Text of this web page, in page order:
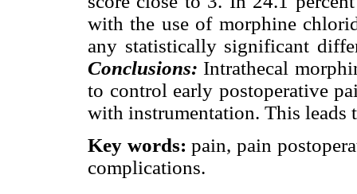
with the use of morphine
any statistically significant
Conclusions: Intrathecal
to control early postoperative
with instrumentation. This leads
Key words: pain, pain
complications.